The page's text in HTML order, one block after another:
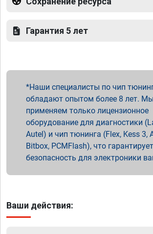
Гарантия 5 лет
Наши специалисты по чип
обладают опытом более 8 лет. Мы
применяем только лицензионное
оборудование для диагностики
Autel) и чип тюнинга (Flex, Kess 3,
Bitbox, PCMFlash), что гарантирует
безопасность для электроники
Ваши действия: